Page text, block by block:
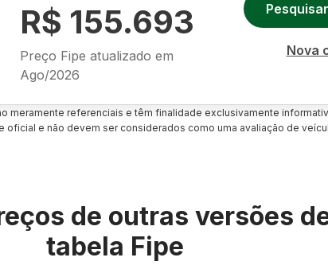
R$ 155.693
Preço Fipe atualizado em
Ago/2026
Nova
meramente referenciais e têm finalidade exclusivamente
oficial e não devem ser considerados como uma avaliação de
de outras versões
tabela Fipe